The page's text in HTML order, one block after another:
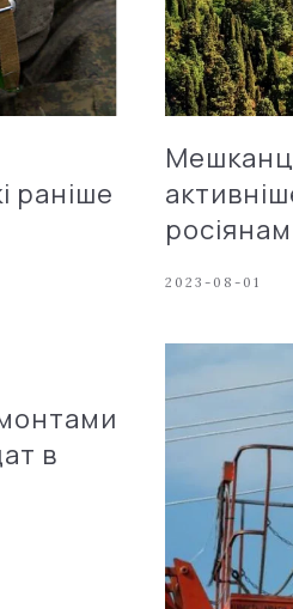
раніше
росіянам
2023-08-01
в